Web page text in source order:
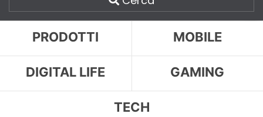
PRODOTTI MOBILE
DIGITAL LIFE GAMING
TECH